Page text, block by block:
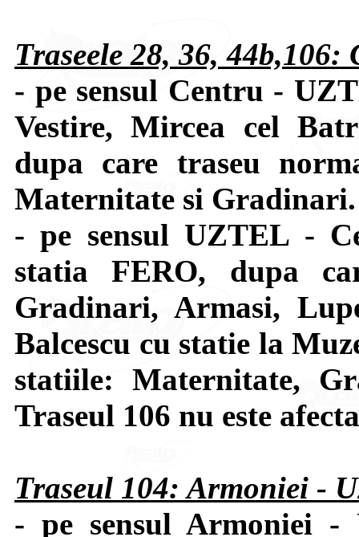
Traseele 28, 36,
- pe sensul Centru -
Vestire, Mircea cel
dupa care traseu
Maternitate si Gradinari.
- pe sensul UZTEL -
statia FERO, dupa
Gradinari, Armasi,
Balcescu cu statie la
statiile: Maternitate,
Traseul 106 nu este
Traseul 104: Armoniei -
- pe sensul Armoniei -